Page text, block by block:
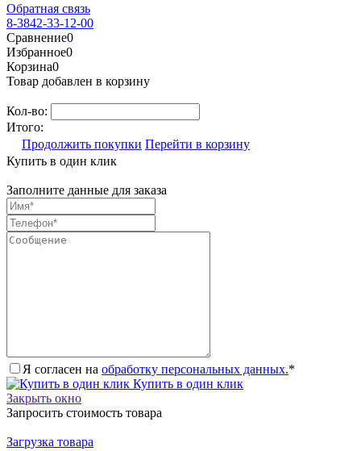
Обратная связь
8-3842-33-12-00
Сравнение0
Избранное0
Корзина0
Товар добавлен в корзину
Кол-во:
Итого:
Продолжить покупки Перейти в корзину
Купить в один клик
Заполните данные для заказа
Я согласен на обработку персональных данных.*
Купить в один клик
Закрыть окно
Запросить стоимость товара
Загрузка товара